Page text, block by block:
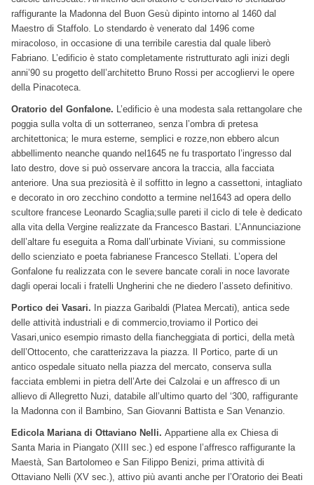
raffigurante la Madonna del Buon Gesù dipinto intorno al 1460 dal
Maestro di Staffolo. Lo stendardo è venerato dal 1496 come
miracoloso, in occasione di una terribile carestia dal quale liberò
Fabriano. L’edificio è stato completamente ristrutturato agli inizi degli
anni’90 su progetto dell’architetto Bruno Rossi per accogliervi le opere
della Pinacoteca.
Oratorio del Gonfalone. L’edificio è una modesta sala rettangolare che
poggia sulla volta di un sotterraneo, senza l’ombra di pretesa
architettonica; le mura esterne, semplici e rozze,non ebbero alcun
abbellimento neanche quando nel1645 ne fu trasportato l’ingresso dal
lato destro, dove si può osservare ancora la traccia, alla facciata
anteriore. Una sua preziosità è il soffitto in legno a cassettoni, intagliato
e decorato in oro zecchino condotto a termine nel1643 ad opera dello
scultore francese Leonardo Scaglia;sulle pareti il ciclo di tele è dedicato
alla vita della Vergine realizzate da Francesco Bastari. L’Annunciazione
dell’altare fu eseguita a Roma dall’urbinate Viviani, su commissione
dello scienziato e poeta fabrianese Francesco Stellati. L’opera del
Gonfalone fu realizzata con le severe bancate corali in noce lavorate
dagli operai locali i fratelli Ungherini che ne diedero l’asseto definitivo.
Portico dei Vasari.
In piazza Garibaldi (Platea Mercati), antica sede
delle attività industriali e di commercio,troviamo il Portico dei
Vasari,unico esempio rimasto della fiancheggiata di portici, della metà
dell’Ottocento, che caratterizzava la piazza. Il Portico, parte di un
antico ospedale situato nella piazza del mercato, conserva sulla
facciata emblemi in pietra dell’Arte dei Calzolai e un affresco di un
allievo di Allegretto Nuzi, databile all’ultimo quarto del ‘300, raffigurante
la Madonna con il Bambino, San Giovanni Battista e San Venanzio.
Edicola Mariana di Ottaviano Nelli. Appartiene alla ex Chiesa di
Santa Maria in Piangato (XIII sec.) ed espone l’affresco raffigurante la
Maestà, San Bartolomeo e San Filippo Benizi, prima attività di
Ottaviano Nelli (XV sec.), attivo più avanti anche per l’Oratorio dei Beati